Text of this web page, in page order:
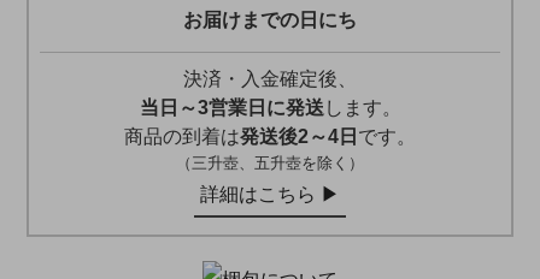
お届けまでの日にち
決済・入金確定後、
当日～3営業日に発送 します。
商品の到着は発送後2～4日 です。
（三升壺、五升壺を除く）
詳細はこちら ▶︎